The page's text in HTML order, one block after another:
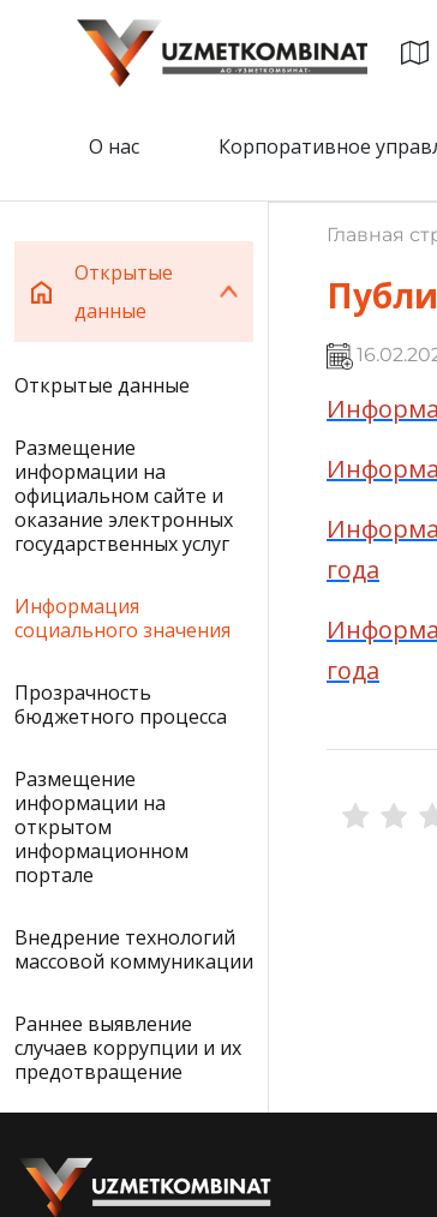
О нас Корпоративное
Открытые
данные
Открытые данные
Размещение
информации на
официальном сайте и
оказание электронных
государственных услуг
Информация
социального значения
Прозрачность
бюджетного процесса
Размещение
информации на
открытом
информационном
портале
Внедрение технологий
массовой коммуникации
Раннее выявление
случаев коррупции и их
предотвращение
Главная
года
года